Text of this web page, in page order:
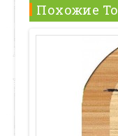
Похожие